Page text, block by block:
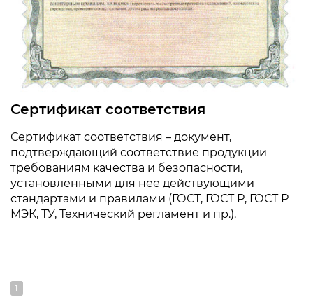
Сертификат соответствия
Сертификат соответствия – документ,
подтверждающий соответствие продукции
требованиям качества и безопасности,
установленными для нее действующими
стандартами и правилами (ГОСТ, ГОСТ Р, ГОСТ Р
МЭК, ТУ, Технический регламент и пр.).
1